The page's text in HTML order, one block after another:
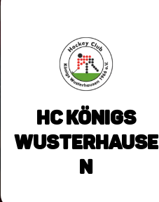
HC Königs
Wusterhause
n